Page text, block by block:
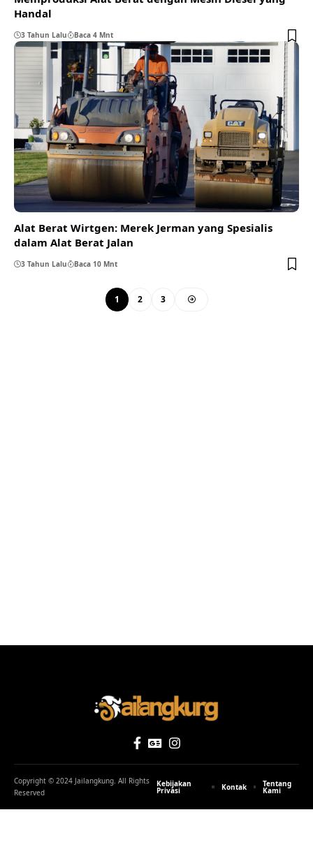
Handal
3 Tahun Lalu Baca 4 Mnt
Alat Berat Wirtgen: Merek Jerman yang Spesialis
dalam Alat Berat Jalan
3 Tahun Lalu Baca 10 Mnt
1 2 3
Copyright © 2024 Jailangkung. All Rights
Reserved
Kebijakan
Privasi Kontak Tentang
Kami